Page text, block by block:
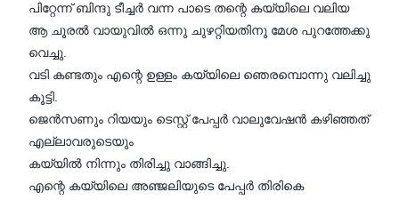
പിറ്റേന്ന് ബിന്ദു ടീച്ചർ വന്ന പാടെ തന്റെ കയ്യിലെ വലിയ
ആ ചൂരൽ വായുവിൽ ഒന്നു ചുഴറ്റിയതിനു മേശ പുറത്തേക്കു
വെച്ചു.
വടി കണ്ടതും എന്റെ ഉള്ളം കയ്യിലെ ഞെരമ്പൊന്നു വലിച്ചു
കൂട്ടി.
ജെൻസണും റിയയും ടെസ്റ്റ്‌ പേപ്പർ വാലുവേഷൻ കഴിഞ്ഞത്
എല്ലാവരുടെയും
കയ്യിൽ നിന്നും തിരിച്ചു വാങ്ങിച്ചു.
എന്റെ കയ്യിലെ അഞ്ജലിയുടെ പേപ്പർ തിരികെ